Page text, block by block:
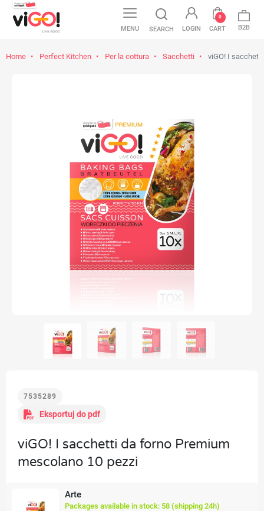
MENU SEARCH LOGIN CART
0
B2B
Home Perfect Kitchen Per la cottura Sacchetti viGO! I
7535289
Eksportuj do pdf
viGO! I sacchetti da forno Premium
mescolano 10 pezzi
Arte
Packages available in stock: 58 (shipping 24h)